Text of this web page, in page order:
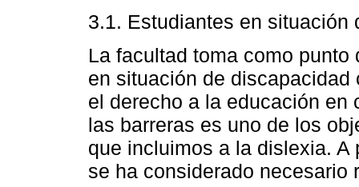
3.1. Estudiantes en situación
La facultad toma como
en situación de
el derecho a la educación en
las barreras es uno de los
que incluimos a la dislexia.
se ha considerado necesario